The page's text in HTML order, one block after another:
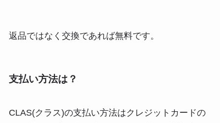
返品ではなく 交換であれば無料です。
支払い方法は？
CLAS(クラス)の支払い方法はクレジットカードの